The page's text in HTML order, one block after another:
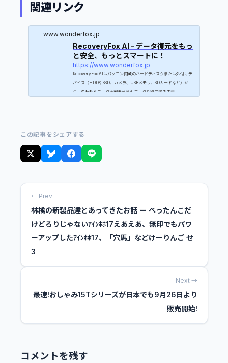
関連リンク
www.wonderfox.jp
RecoveryFox AI – データ復元をもっ
と安全、もっとスマートに！
https://www.wonderfox.jp
RecoveryFox AIはパソコン内蔵のハードディスクまたは外付けデ
バイス（HDDやSSD、カメラ、USBメモリ、SDカードなど）か
ら、失われたデータや削除されたデータを復元できます。
この記事をシェアする
← Prev
林檎の新製品達とあってきたお話 ー ぺったんこだ
けどろりじゃないｱｲﾝﾎﾎ17えあえあ、無印でもパワ
ーアップしたｱｲﾝﾎﾎ17、「穴馬」などけーりんご せ
3
Next →
最速!おしゃみ15Tシリーズが日本でも9月26日より
販売開始!
コメントを残す